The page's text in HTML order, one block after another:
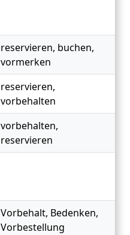
reservieren, buchen,
vormerken
reservieren,
vorbehalten
vorbehalten,
reservieren
Vorbehalt, Bedenken,
Vorbestellung